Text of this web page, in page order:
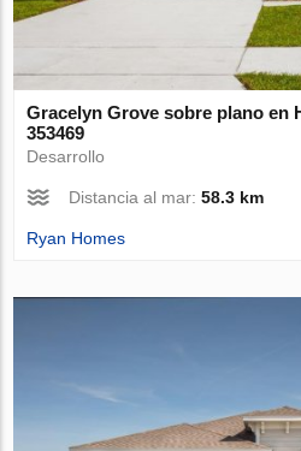
Gracelyn Grove sobre plano en
353469
Desarrollo
Distancia al mar:58.3 km
Ryan Homes